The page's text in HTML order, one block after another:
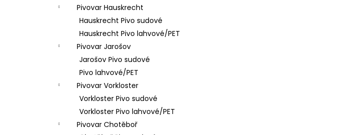
Pivovar Hauskrecht
Hauskrecht Pivo sudové
Hauskrecht Pivo lahvové/PET
Pivovar Jarošov
Jarošov Pivo sudové
Pivo lahvové/PET
Pivovar Vorkloster
Vorkloster Pivo sudové
Vorkloster Pivo lahvové/PET
Pivovar Chotěboř